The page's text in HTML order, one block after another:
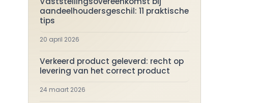
aandeelhoudersgeschil: 11 praktische
tips
20 april 2026
Verkeerd product geleverd: recht op
levering van het correct product
24 maart 2026